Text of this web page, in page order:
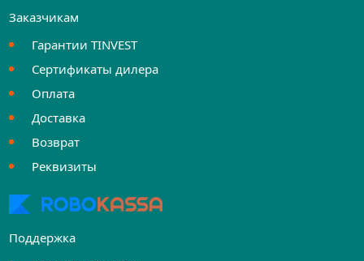
Заказчикам
Гарантии TINVEST
Сертификаты дилера
Оплата
Доставка
Возврат
Реквизиты
Поддержка